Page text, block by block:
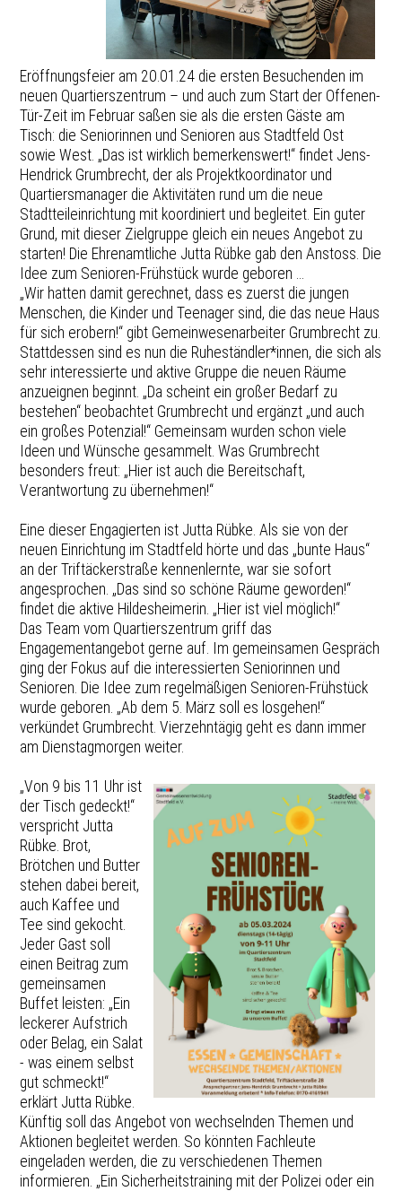
Eröffnungsfeier am 20.01.24 die ersten Besuchenden im
neuen Quartierszentrum – und auch zum Start der Offenen-
Tür-Zeit im Februar saßen sie als die ersten Gäste am
Tisch: die Seniorinnen und Senioren aus Stadtfeld Ost
sowie West. „Das ist wirklich bemerkenswert!“ findet Jens-
Hendrick Grumbrecht, der als Projektkoordinator und
Quartiersmanager die Aktivitäten rund um die neue
Stadtteileinrichtung mit koordiniert und begleitet. Ein guter
Grund, mit dieser Zielgruppe gleich ein neues Angebot zu
starten! Die Ehrenamtliche Jutta Rübke gab den Anstoss. Die
Idee zum Senioren-Frühstück wurde geboren ...
„Wir hatten damit gerechnet, dass es zuerst die jungen
Menschen, die Kinder und Teenager sind, die das neue Haus
für sich erobern!“ gibt Gemeinwesenarbeiter Grumbrecht zu.
Stattdessen sind es nun die Ruheständler*innen, die sich als
sehr interessierte und aktive Gruppe die neuen Räume
anzueignen beginnt. „Da scheint ein großer Bedarf zu
bestehen“ beobachtet Grumbrecht und ergänzt „und auch
ein großes Potenzial!“ Gemeinsam wurden schon viele
Ideen und Wünsche gesammelt. Was Grumbrecht
besonders freut: „Hier ist auch die Bereitschaft,
Verantwortung zu übernehmen!“
Eine dieser Engagierten ist Jutta Rübke. Als sie von der
neuen Einrichtung im Stadtfeld hörte und das „bunte Haus“
an der Triftäckerstraße kennenlernte, war sie sofort
angesprochen. „Das sind so schöne Räume geworden!“
findet die aktive Hildesheimerin. „Hier ist viel möglich!“
Das Team vom Quartierszentrum griff das
Engagementangebot gerne auf. Im gemeinsamen Gespräch
ging der Fokus auf die interessierten Seniorinnen und
Senioren. Die Idee zum regelmäßigen Senioren-Frühstück
wurde geboren. „Ab dem 5. März soll es losgehen!“
verkündet Grumbrecht. Vierzehntägig geht es dann immer
am Dienstagmorgen weiter.
„Von 9 bis 11 Uhr ist
der Tisch gedeckt!“
verspricht Jutta
Rübke. Brot,
Brötchen und Butter
stehen dabei bereit,
auch Kaffee und
Tee sind gekocht.
Jeder Gast soll
einen Beitrag zum
gemeinsamen
Buffet leisten: „Ein
leckerer Aufstrich
oder Belag, ein Salat
- was einem selbst
gut schmeckt!“
erklärt Jutta Rübke.
Künftig soll das Angebot von wechselnden Themen und
Aktionen begleitet werden. So könnten Fachleute
eingeladen werden, die zu verschiedenen Themen
informieren. „Ein Sicherheitstraining mit der Polizei oder ein